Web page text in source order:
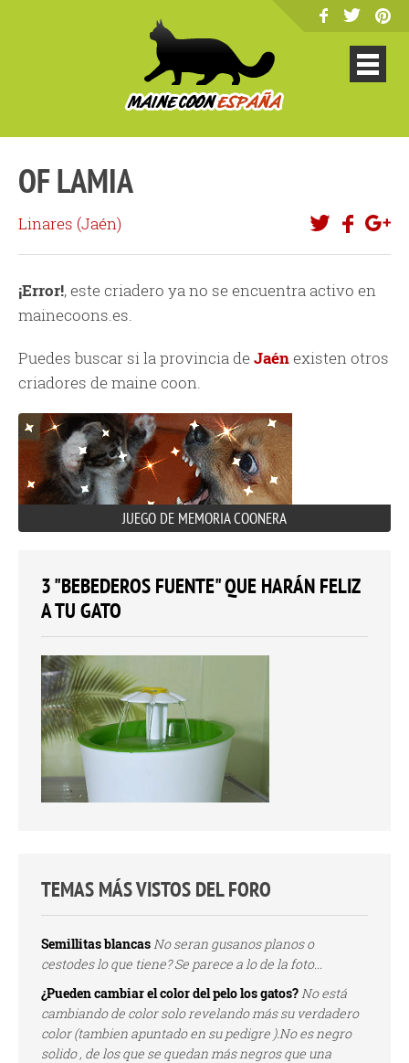
OF LAMIA
Linares (Jaén)
¡Error!, este criadero ya no se encuentra activo en
mainecoons.es.
Puedes buscar si la provincia deJaénexisten otros
criadores de maine coon.
JUEGO DE MEMORIA COONERA
3 "BEBEDEROS FUENTE" QUE HARÁN FELIZ
A TU GATO
TEMAS MÁS VISTOS DEL FORO
Semillitas blancasNo seran gusanos planos o
cestodes lo que tiene? Se parece a lo de la foto...
¿Pueden cambiar el color del pelo los gatos?No está
cambiando de color solo revelando más su verdadero
color (tambien apuntado en su pedigre ).No es negro
solido , de los que se quedan más negros que una